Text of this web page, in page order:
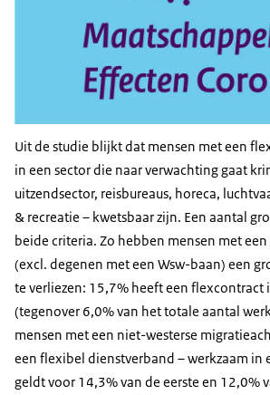
Uit de studie blijkt dat mensen met een
in een sector die naar verwachting gaat
uitzendsector, reisbureaus, horeca,
& recreatie – kwetsbaar zijn. Een aantal
beide criteria. Zo hebben mensen met
(excl. degenen met een Wsw-baan) een
te verliezen: 15,7% heeft een flexcontract
(tegenover 6,0% van het totale aantal
mensen met een niet-westerse
een flexibel dienstverband – werkzaam in
geldt voor 14,3% van de eerste en 12,0%